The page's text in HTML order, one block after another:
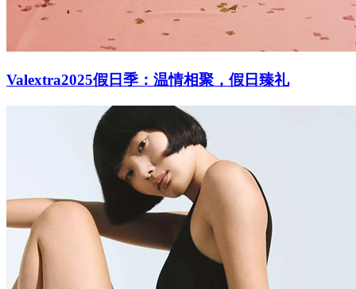
Valextra2025假日季：温情相聚，假日臻礼